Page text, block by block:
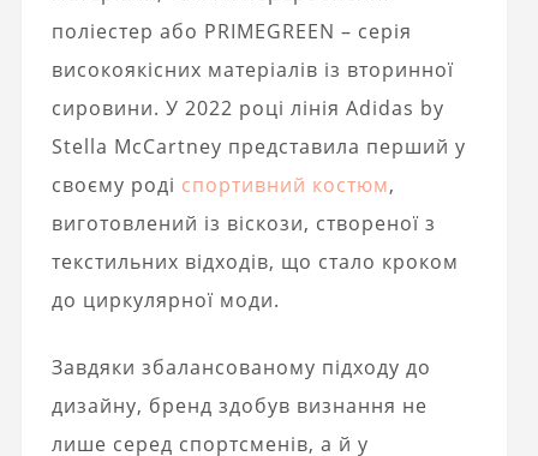
поліестер або PRIMEGREEN – серія
високоякісних матеріалів із вторинної
сировини. У 2022 році лінія Adidas by
Stella McCartney представила перший у
своєму роді спортивний костюм,
виготовлений із віскози, створеної з
текстильних відходів, що стало кроком
до циркулярної моди.
Завдяки збалансованому підходу до
дизайну, бренд здобув визнання не
лише серед спортсменів, а й у